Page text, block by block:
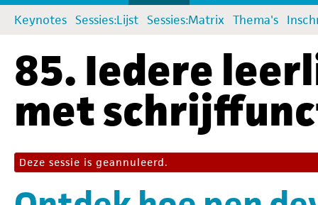
Keynotes Sessies:Lijst Sessies:Matrix Thema's
85. Iedere
met
Deze sessie is geannuleerd.